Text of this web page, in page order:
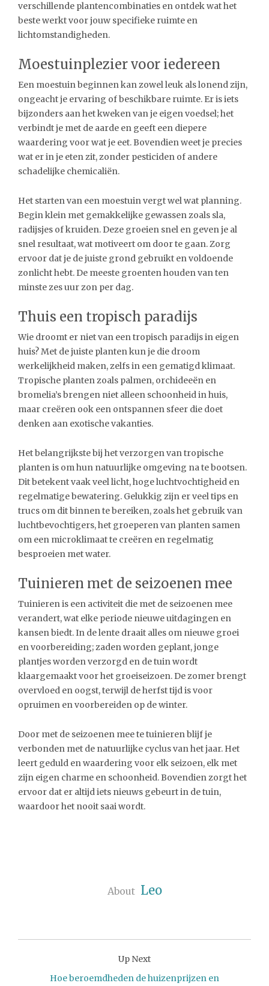
verschillende plantencombinaties en ontdek wat het
beste werkt voor jouw specifieke ruimte en
lichtomstandigheden.
Moestuinplezier voor iedereen
Een moestuin beginnen kan zowel leuk als lonend zijn,
ongeacht je ervaring of beschikbare ruimte. Er is iets
bijzonders aan het kweken van je eigen voedsel; het
verbindt je met de aarde en geeft een diepere
waardering voor wat je eet. Bovendien weet je precies
wat er in je eten zit, zonder pesticiden of andere
schadelijke chemicaliën.
Het starten van een moestuin vergt wel wat planning.
Begin klein met gemakkelijke gewassen zoals sla,
radijsjes of kruiden. Deze groeien snel en geven je al
snel resultaat, wat motiveert om door te gaan. Zorg
ervoor dat je de juiste grond gebruikt en voldoende
zonlicht hebt. De meeste groenten houden van ten
minste zes uur zon per dag.
Thuis een tropisch paradijs
Wie droomt er niet van een tropisch paradijs in eigen
huis? Met de juiste planten kun je die droom
werkelijkheid maken, zelfs in een gematigd klimaat.
Tropische planten zoals palmen, orchideeën en
bromelia’s brengen niet alleen schoonheid in huis,
maar creëren ook een ontspannen sfeer die doet
denken aan exotische vakanties.
Het belangrijkste bij het verzorgen van tropische
planten is om hun natuurlijke omgeving na te bootsen.
Dit betekent vaak veel licht, hoge luchtvochtigheid en
regelmatige bewatering. Gelukkig zijn er veel tips en
trucs om dit binnen te bereiken, zoals het gebruik van
luchtbevochtigers, het groeperen van planten samen
om een microklimaat te creëren en regelmatig
besproeien met water.
Tuinieren met de seizoenen mee
Tuinieren is een activiteit die met de seizoenen mee
verandert, wat elke periode nieuwe uitdagingen en
kansen biedt. In de lente draait alles om nieuwe groei
en voorbereiding; zaden worden geplant, jonge
plantjes worden verzorgd en de tuin wordt
klaargemaakt voor het groeiseizoen. De zomer brengt
overvloed en oogst, terwijl de herfst tijd is voor
opruimen en voorbereiden op de winter.
Door met de seizoenen mee te tuinieren blijf je
verbonden met de natuurlijke cyclus van het jaar. Het
leert geduld en waardering voor elk seizoen, elk met
zijn eigen charme en schoonheid. Bovendien zorgt het
ervoor dat er altijd iets nieuws gebeurt in de tuin,
waardoor het nooit saai wordt.
About Leo
Up Next
Hoe beroemdheden de huizenprijzen en